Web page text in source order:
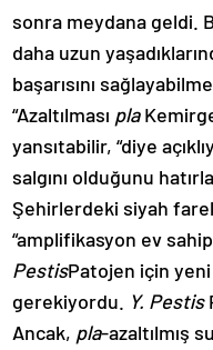
sonra meydana geldi.
daha uzun
başarısını
“Azaltılması pla
yansıtabilir, “diye
salgını olduğunu
Şehirlerdeki siyah
“amplifikasyon ev
PestisPatojen için yeni
gerekiyordu. Y. Pestis
Ancak, pla-azaltılmış